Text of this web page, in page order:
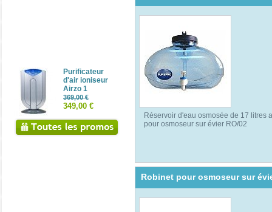
Purificateur
d'air ioniseur
Airzo 1
369,00 €
349,00 €
Réservoir d'eau osmosée de 17 litres
pour osmoseur sur évier RO/02
Robinet pour osmoseur sur